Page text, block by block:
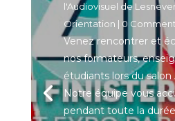
l'Audiovisuel de
Orientation | 0
Venez rencontrer et
nos formateurs,
étudiants lors du salon
Notre équipe vous
pendant toute la